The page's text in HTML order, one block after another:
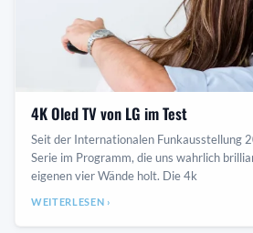
4K Oled TV von LG im Test
Seit der Internationalen Funkausstellung
Serie im Programm, die uns wahrlich
eigenen vier Wände holt. Die 4k
WEITERLESEN ›